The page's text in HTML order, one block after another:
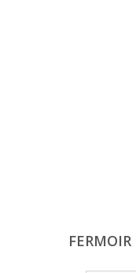
FERMOIR